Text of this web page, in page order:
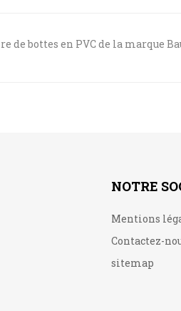
de bottes en PVC de la marque
NOTRE
Mentions
Contactez-
sitemap